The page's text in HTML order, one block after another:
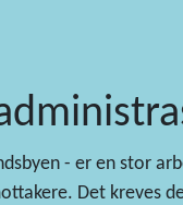
- er en stor
Det kreves